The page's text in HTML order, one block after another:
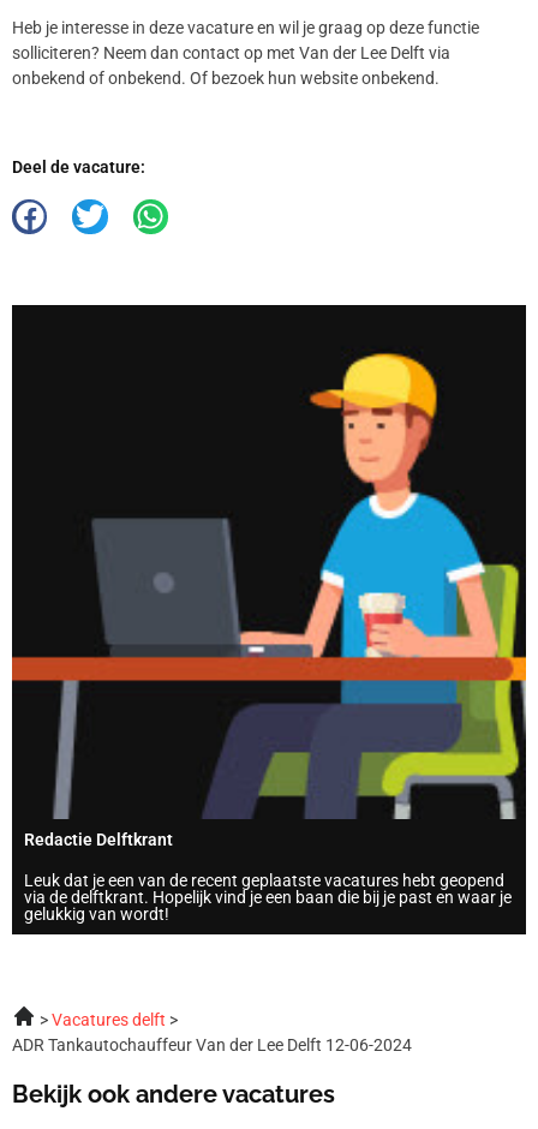
Heb je interesse in deze vacature en wil je graag op deze functie
solliciteren? Neem dan contact op met Van der Lee Delft via
onbekend of onbekend. Of bezoek hun website onbekend.
Deel de vacature:
Redactie Delftkrant
Leuk dat je een van de recent geplaatste vacatures hebt geopend
via de delftkrant. Hopelijk vind je een baan die bij je past en waar je
gelukkig van wordt!
Vacatures delft
ADR Tankautochauffeur Van der Lee Delft 12-06-2024
Bekijk ook andere vacatures